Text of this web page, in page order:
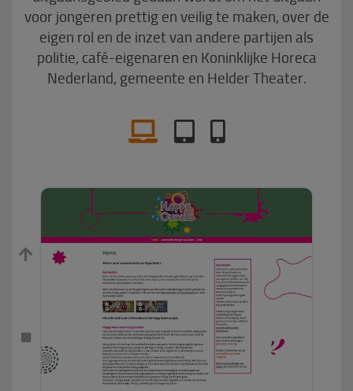
voor jongeren prettig en veilig te maken, over de
eigen rol en de inzet van andere partijen als
politie, café-eigenaren en Koninklijke Horeca
Nederland, gemeente en Helder Theater.